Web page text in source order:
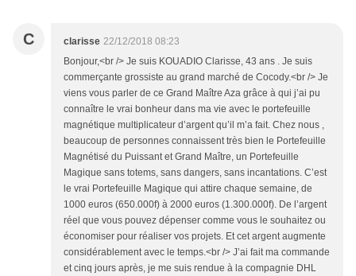
C clarisse 22/12/2018 08:23
Bonjour,<br /> Je suis KOUADIO Clarisse, 43 ans . Je suis
commerçante grossiste au grand marché de Cocody.<br /> Je
viens vous parler de ce Grand Maître Aza grâce à qui j’ai pu
connaître le vrai bonheur dans ma vie avec le portefeuille
magnétique multiplicateur d’argent qu’il m’a fait. Chez nous ,
beaucoup de personnes connaissent très bien le Portefeuille
Magnétisé du Puissant et Grand Maître, un Portefeuille
Magique sans totems, sans dangers, sans incantations. C’est
le vrai Portefeuille Magique qui attire chaque semaine, de
1000 euros (650.000f) à 2000 euros (1.300.000f). De l’argent
réel que vous pouvez dépenser comme vous le souhaitez ou
économiser pour réaliser vos projets. Et cet argent augmente
considérablement avec le temps.<br /> J’ai fait ma commande
et cinq jours après, je me suis rendue à la compagnie DHL